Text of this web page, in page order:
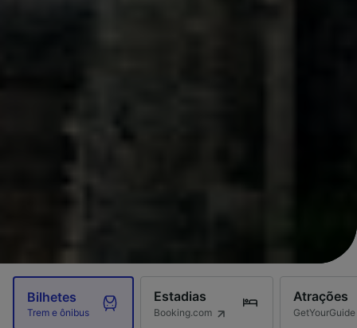
Bilhetes
Trem e ônibus
Estadias
Booking.com
Atrações
GetYourGuide